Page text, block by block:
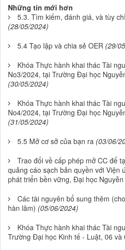
Những tin mới hơn
5.3. Tìm kiếm, đánh giá, và tùy
(28/05/2024)
5.4 Tạo lập và chia sẻ OER (29/
Khóa Thực hành khai thác Tài
No3/2024, tại Trường Đại học
(30/05/2024)
Khóa Thực hành khai thác Tài
No4/2024, tại Trường Đại học
(31/05/2024)
5.5 Mở cơ sở của bạn ra (03/06/
Trao đổi về cấp phép mở CC để
quảng cáo sạch bản quyền với Viện
phát triển bền vững, Đại học
Các tài nguyên bổ sung thêm
hàn lâm) (05/06/2024)
Khóa Thực hành khai thác Tài
Trường Đại học Kinh tế - Luật, 06 và